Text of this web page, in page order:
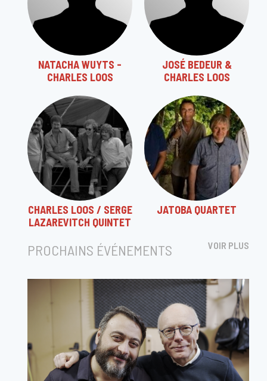
NATACHA WUYTS -
CHARLES LOOS
JOSÉ BEDEUR &
CHARLES LOOS
CHARLES LOOS / SERGE
LAZAREVITCH QUINTET
JATOBA QUARTET
PROCHAINS ÉVÉNEMENTS VOIR PLUS